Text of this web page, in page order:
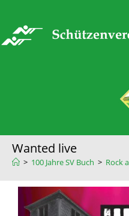
Wanted live
> 100 Jahre SV Buch > Rock